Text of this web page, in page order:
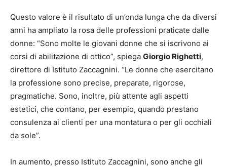
Questo valore è il risultato di un’onda lunga che da diversi
anni ha ampliato la rosa delle professioni praticate dalle
donne: “Sono molte le giovani donne che si iscrivono ai
corsi di abilitazione di ottico”, spiega Giorgio Righetti,
direttore di Istituto Zaccagnini. “Le donne che esercitano
la professione sono precise, preparate, rigorose,
pragmatiche. Sono, inoltre, più attente agli aspetti
estetici, che contano, per esempio, quando prestano
consulenza ai clienti per una montatura o per gli occhiali
da sole”.
In aumento, presso Istituto Zaccagnini, sono anche gli